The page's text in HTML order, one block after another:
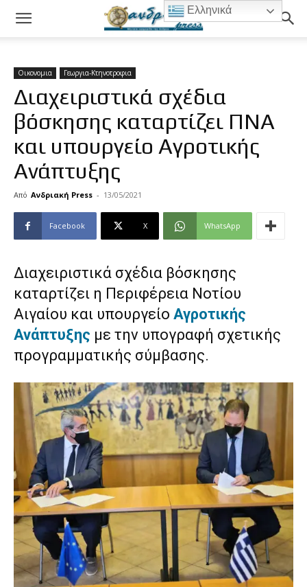
Οικονομια Γεωργια-Κτηνοτροφια
Διαχειριστικά σχέδια
βόσκησης καταρτίζει ΠΝΑ
και υπουργείο Αγροτικής
Ανάπτυξης
Από Ανδριακή Press - 13/05/2021
Facebook X WhatsApp
Διαχειριστικά σχέδια βόσκησης
καταρτίζει η Περιφέρεια Νοτίου
Αιγαίου και υπουργείο Αγροτικής
Ανάπτυξης με την υπογραφή σχετικής
προγραμματικής σύμβασης.
Ελληνικά